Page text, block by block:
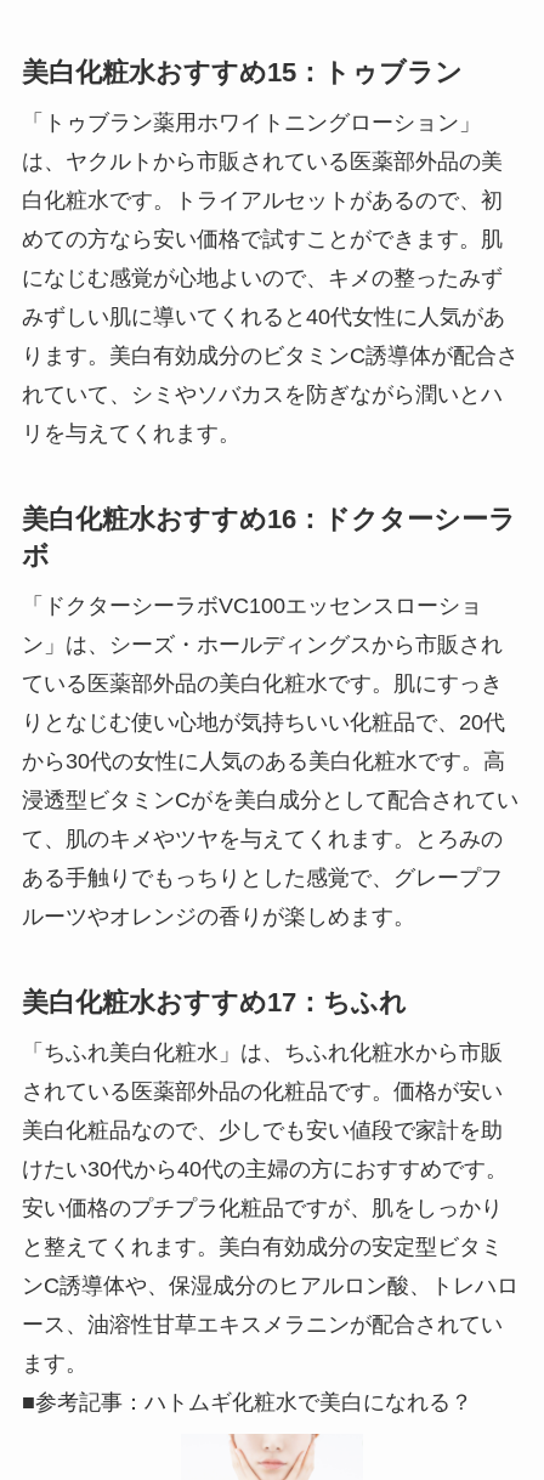
美白化粧水おすすめ15：トゥブラン
「トゥブラン薬用ホワイトニングローション」
は、ヤクルトから市販されている医薬部外品の美
白化粧水です。トライアルセットがあるので、初
めての方なら安い価格で試すことができます。肌
になじむ感覚が心地よいので、キメの整ったみず
みずしい肌に導いてくれると40代女性に人気があ
ります。美白有効成分のビタミンC誘導体が配合さ
れていて、シミやソバカスを防ぎながら潤いとハ
リを与えてくれます。
美白化粧水おすすめ16：ドクターシーラ
ボ
「ドクターシーラボVC100エッセンスローショ
ン」は、シーズ・ホールディングスから市販され
ている医薬部外品の美白化粧水です。肌にすっき
りとなじむ使い心地が気持ちいい化粧品で、20代
から30代の女性に人気のある美白化粧水です。高
浸透型ビタミンCがを美白成分として配合されてい
て、肌のキメやツヤを与えてくれます。とろみの
ある手触りでもっちりとした感覚で、グレープフ
ルーツやオレンジの香りが楽しめます。
美白化粧水おすすめ17：ちふれ
「ちふれ美白化粧水」は、ちふれ化粧水から市販
されている医薬部外品の化粧品です。価格が安い
美白化粧品なので、少しでも安い値段で家計を助
けたい30代から40代の主婦の方におすすめです。
安い価格のプチプラ化粧品ですが、肌をしっかり
と整えてくれます。美白有効成分の安定型ビタミ
ンC誘導体や、保湿成分のヒアルロン酸、トレハロ
ース、油溶性甘草エキスメラニンが配合されてい
ます。
■参考記事：ハトムギ化粧水で美白になれる？